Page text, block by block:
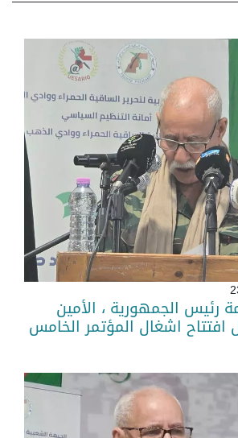
رئيس الجمهورية ، الأمين
افتتاح اشغال المؤتمر الخامس